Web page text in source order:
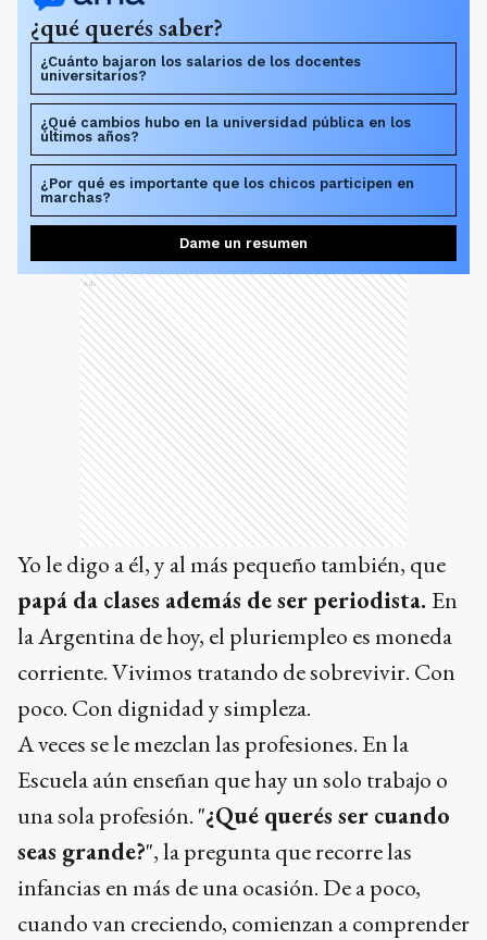
¿qué querés saber?
¿Cuánto bajaron los salarios de los docentes
universitarios?
¿Qué cambios hubo en la universidad pública en los
últimos años?
¿Por qué es importante que los chicos participen en
marchas?
Dame un resumen
Ads
Yo le digo a él, y al más pequeño también, que
papá da clases además de ser periodista. En
la Argentina de hoy, el pluriempleo es moneda
corriente. Vivimos tratando de sobrevivir. Con
poco. Con dignidad y simpleza.
A veces se le mezclan las profesiones. En la
Escuela aún enseñan que hay un solo trabajo o
una sola profesión. "¿Qué querés ser cuando
seas grande?", la pregunta que recorre las
infancias en más de una ocasión. De a poco,
cuando van creciendo, comienzan a comprender